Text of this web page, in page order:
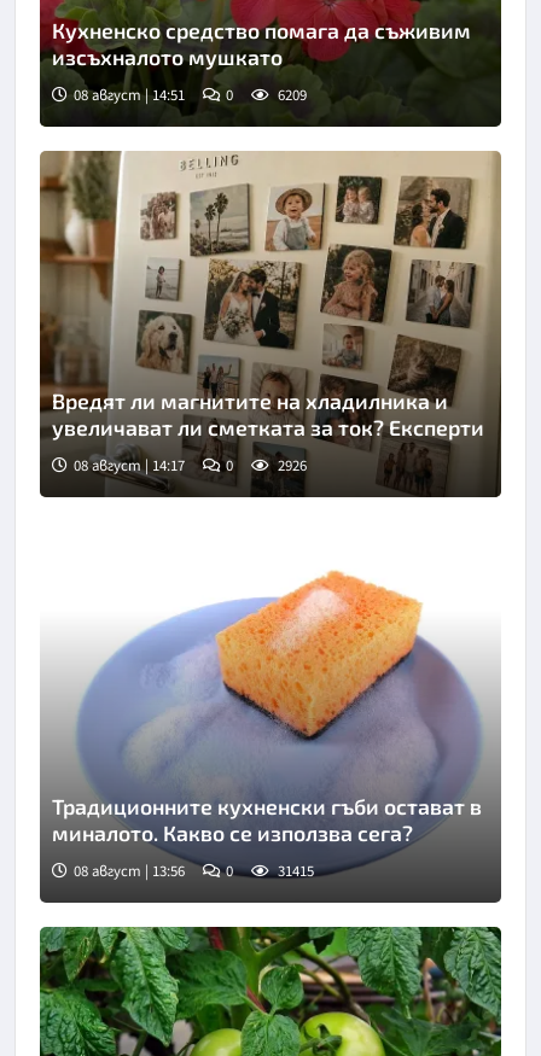
Кухненско средство помага да съживим
изсъхналото мушкато
08 август | 14:51 0 6209
Вредят ли магнитите на хладилника и
увеличават ли сметката за ток? Експерти
08 август | 14:17 0 2926
Снимка: Пиксабей
Традиционните кухненски гъби остават в
миналото. Какво се използва сега?
08 август | 13:56 0 31415